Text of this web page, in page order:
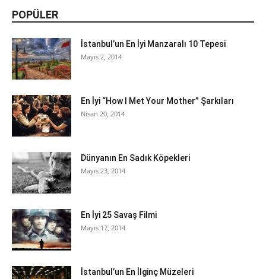
POPÜLER
İstanbul’un En İyi Manzaralı 10 Tepesi
Mayıs 2, 2014
En İyi “How I Met Your Mother” Şarkıları
Nisan 20, 2014
Dünyanın En Sadık Köpekleri
Mayıs 23, 2014
En İyi 25 Savaş Filmi
Mayıs 17, 2014
İstanbul’un En İlginç Müzeleri